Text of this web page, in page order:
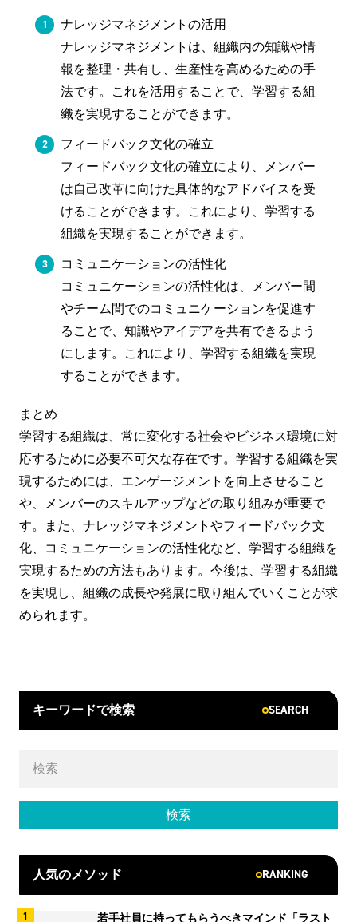
ナレッジマネジメントの活用
ナレッジマネジメントは、組織内の知識や情
報を整理・共有し、生産性を高めるための手
法です。これを活用することで、学習する組
織を実現することができます。
フィードバック文化の確立
フィードバック文化の確立により、メンバー
は自己改革に向けた具体的なアドバイスを受
けることができます。これにより、学習する
組織を実現することができます。
コミュニケーションの活性化
コミュニケーションの活性化は、メンバー間
やチーム間でのコミュニケーションを促進す
ることで、知識やアイデアを共有できるよう
にします。これにより、学習する組織を実現
することができます。
まとめ
学習する組織は、常に変化する社会やビジネス環境に対
応するために必要不可欠な存在です。学習する組織を実
現するためには、エンゲージメントを向上させること
や、メンバーのスキルアップなどの取り組みが重要で
す。また、ナレッジマネジメントやフィードバック文
化、コミュニケーションの活性化など、学習する組織を
実現するための方法もあります。今後は、学習する組織
を実現し、組織の成長や発展に取り組んでいくことが求
められます。
キーワードで検索 SEARCH
人気のメソッド RANKING
若手社員に持ってもらうべきマインド「ラスト